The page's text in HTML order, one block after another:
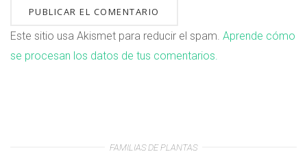
Este sitio usa Akismet para reducir el spam. Aprende cómo
se procesan los datos de tus comentarios.
FAMILIAS DE PLANTAS